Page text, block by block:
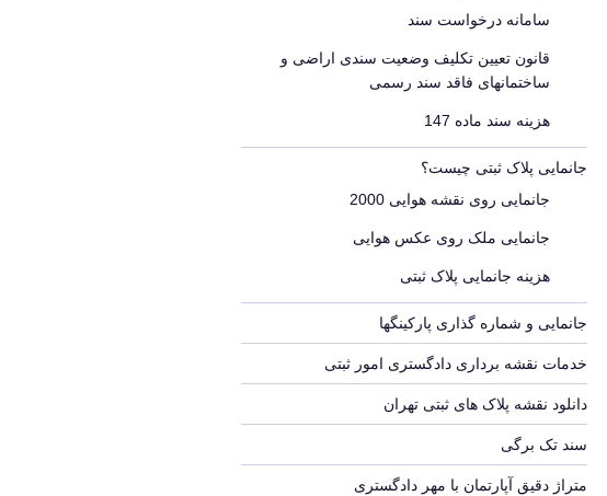
سامانه درخواست سند
قانون تعیین تکلیف وضعیت سندی اراضی و
ساختمانهای فاقد سند رسمی
هزینه سند ماده 147
جانمایی پلاک ثبتی چیست؟
جانمایی روی نقشه هوایی 2000
جانمایی ملک روی عکس هوایی
هزینه جانمایی پلاک ثبتی
جانمایی و شماره گذاری پارکینگها
خدمات نقشه برداری دادگستری امور ثبتی
دانلود نقشه پلاک های ثبتی تهران
سند تک برگی
متراژ دقیق آپارتمان با مهر دادگستری